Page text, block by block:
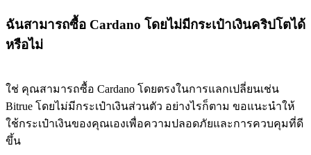
ฉันสามารถซื้อ Cardano โดยไม่มีกระเป๋าเงินคริปโตได้
หรือไม่
ใช่ คุณสามารถซื้อ Cardano โดยตรงในการแลกเปลี่ยนเช่น
Bitrue โดยไม่มีกระเป๋าเงินส่วนตัว อย่างไรก็ตาม ขอแนะนำให้
ใช้กระเป๋าเงินของคุณเองเพื่อความปลอดภัยและการควบคุมที่ดี
ขึ้น